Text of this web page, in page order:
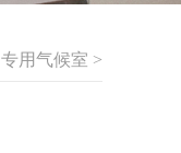
专用气候室 >